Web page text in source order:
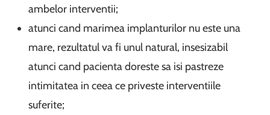
ambelor interventii;
atunci cand marimea implanturilor nu este una
mare, rezultatul va fi unul natural, insesizabil
atunci cand pacienta doreste sa isi pastreze
intimitatea in ceea ce priveste interventiile
suferite;